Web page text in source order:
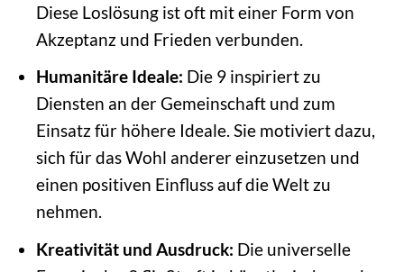
Diese Loslösung ist oft mit einer Form von
Akzeptanz und Frieden verbunden.
Humanitäre Ideale: Die 9 inspiriert zu
Diensten an der Gemeinschaft und zum
Einsatz für höhere Ideale. Sie motiviert dazu,
sich für das Wohl anderer einzusetzen und
einen positiven Einfluss auf die Welt zu
nehmen.
Kreativität und Ausdruck: Die universelle